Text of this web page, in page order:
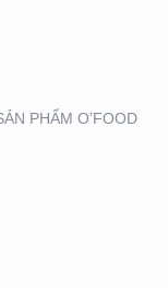
PHẨM O’FOOD